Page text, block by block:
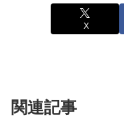
X
関連記事